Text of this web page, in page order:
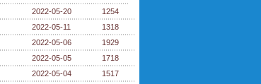
2022-05-20
1254
2022-05-11
1318
2022-05-06
1929
2022-05-05
1718
2022-05-04
1517